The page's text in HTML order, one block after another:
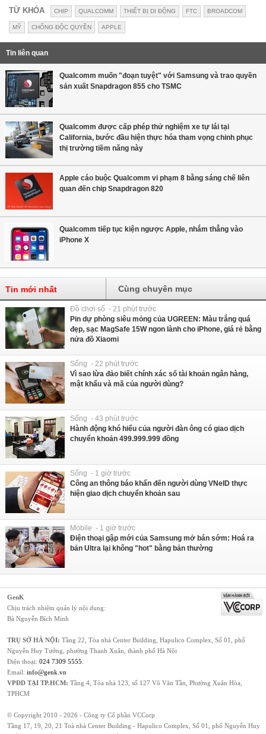
TỪ KHÓA CHIP QUALCOMM THIẾT BỊ DI ĐỘNG FTC BROADCOM
MỸ CHỐNG ĐỘC QUYỀN APPLE
Tin liên quan
Qualcomm muốn "đoạn tuyệt" với Samsung và trao quyền
sản xuất Snapdragon 855 cho TSMC
Qualcomm được cấp phép thử nghiệm xe tự lái tại
California, bước đầu hiện thực hóa tham vọng chinh phục
thị trường tiềm năng này
Apple cáo buộc Qualcomm vi phạm 8 bằng sáng chế liên
quan đến chip Snapdragon 820
Qualcomm tiếp tục kiện ngược Apple, nhắm thẳng vào
iPhone X
Tin mới nhất Cùng chuyên mục
Đồ chơi số - 21 phút trước
Pin dự phòng siêu mỏng của UGREEN: Màu trắng quá
đẹp, sạc MagSafe 15W ngon lành cho iPhone, giá rẻ bằng
nửa đồ Xiaomi
Sống - 22 phút trước
Vì sao lừa đảo biết chính xác số tài khoản ngân hàng,
mật khẩu và mã của người dùng?
Sống - 43 phút trước
Hành động khó hiểu của người đàn ông có giao dịch
chuyển khoản 499.999.999 đồng
Sống - 1 giờ trước
Công an thông báo khẩn đến người dùng VNeID thực
hiện giao dịch chuyển khoản sau
Mobile - 1 giờ trước
Điện thoại gập mới của Samsung mở bán sớm: Hoá ra
bản Ultra lại không "hot" bằng bản thường
GenK
Chịu trách nhiệm quản lý nội dung:
Bà Nguyễn Bích Minh
TRỤ SỞ HÀ NỘI: Tầng 22, Tòa nhà Center Building, Hapulico Complex, Số 01, phố
Nguyễn Huy Tưởng, phường Thanh Xuân, thành phố Hà Nội
Điện thoại: 024 7309 5555
Email: info@genk.vn
VPĐD TẠI TP.HCM: Tầng 4, Tòa nhà 123, số 127 Võ Văn Tần, Phường Xuân Hòa,
TPHCM
© Copyright 2010 - 2026 - Công ty Cổ phần VCCorp
Tầng 17, 19, 20, 21 Toà nhà Center Building - Hapulico Complex, Số 01, phố Nguyễn Huy